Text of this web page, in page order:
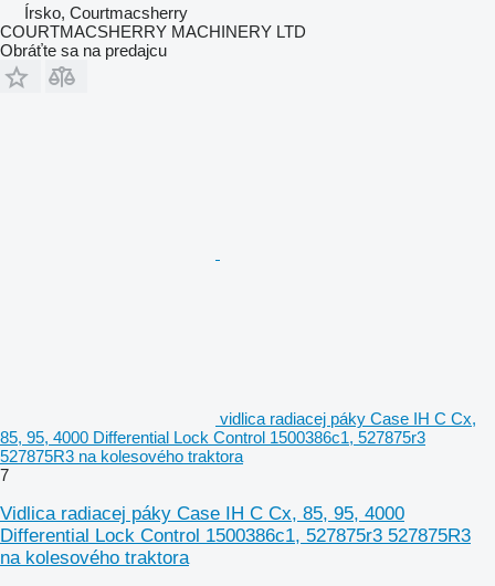
Írsko, Courtmacsherry
COURTMACSHERRY MACHINERY LTD
Obráťte sa na predajcu
vidlica radiacej páky Case IH C Cx,
85, 95, 4000 Differential Lock Control 1500386c1, 527875r3
527875R3 na kolesového traktora
7
Vidlica radiacej páky Case IH C Cx, 85, 95, 4000
Differential Lock Control 1500386c1, 527875r3 527875R3
na kolesového traktora